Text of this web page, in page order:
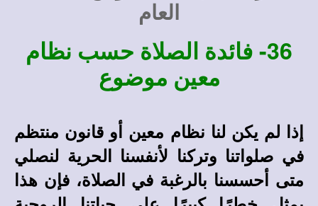
العام
36- فائدة الصلاة حسب نظام
معين موضوع
إذا لم يكن لنا نظام معين أو قانون منتظم
في صلواتنا وتركنا لأنفسنا الحرية لنصلي
متى أحسسنا بالرغبة في الصلاة، فإن هذا